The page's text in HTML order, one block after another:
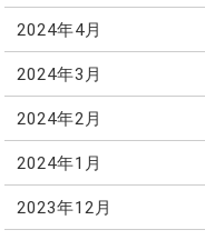
2024年4月
2024年3月
2024年2月
2024年1月
2023年12月